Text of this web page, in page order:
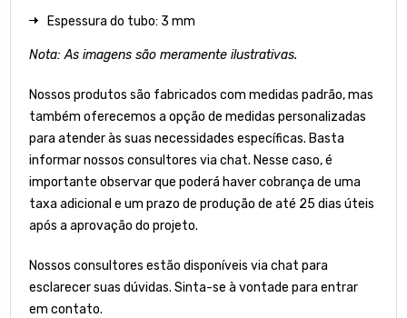
Espessura do tubo: 3 mm
Nota: As imagens são meramente ilustrativas.
Nossos produtos são fabricados com medidas padrão, mas
também oferecemos a opção de medidas personalizadas
para atender às suas necessidades específicas. Basta
informar nossos consultores via chat. Nesse caso, é
importante observar que poderá haver cobrança de uma
taxa adicional e um prazo de produção de até 25 dias úteis
após a aprovação do projeto.
Nossos consultores estão disponíveis via chat para
esclarecer suas dúvidas. Sinta-se à vontade para entrar
em contato.